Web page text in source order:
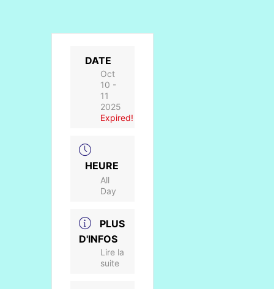
DATE
Oct
10 -
11
2025
Expired!
HEURE
All
Day
PLUS
D'INFOS
Lire la
suite